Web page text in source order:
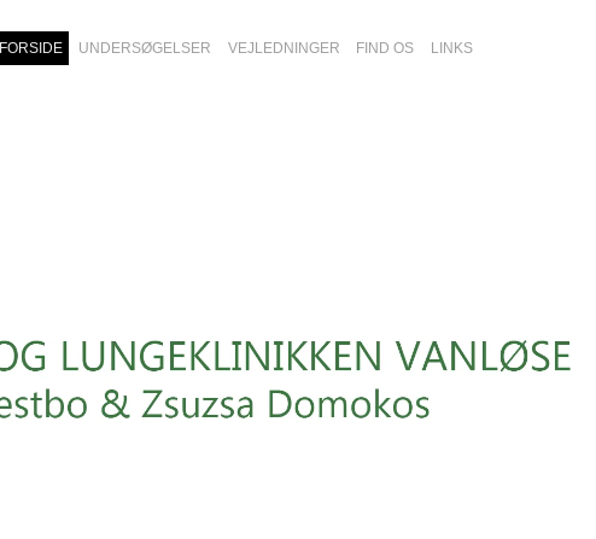
FORSIDE UNDERSØGELSER VEJLEDNINGER FIND OS LINKS